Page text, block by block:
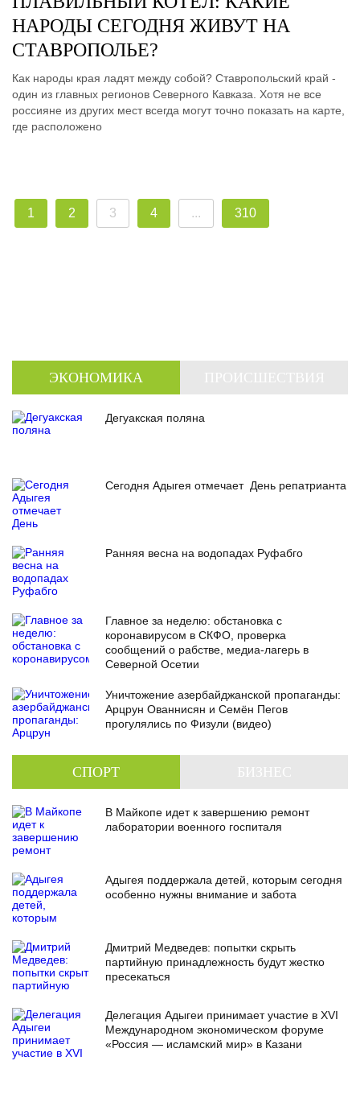
НАРОДЫ СЕГОДНЯ ЖИВУТ НА
СТАВРОПОЛЬЕ?
Как народы края ладят между собой? Ставропольский край -
один из главных регионов Северного Кавказа. Хотя не все
россияне из других мест всегда могут точно показать на карте,
где расположено
1 2 3 4 ... 310
ЭКОНОМИКА
Дегуакская поляна
Сегодня Адыгея отмечает День репатрианта
Ранняя весна на водопадах Руфабго
Главное за неделю: обстановка с
коронавирусом в СКФО, проверка
сообщений о рабстве, медиа-лагерь в
Северной Осетии
Уничтожение азербайджанской пропаганды:
Арцрун Ованнисян и Семён Пегов
прогулялись по Физули (видео)
СПОРТ
В Майкопе идет к завершению ремонт
лаборатории военного госпиталя
Адыгея поддержала детей, которым сегодня
особенно нужны внимание и забота
Дмитрий Медведев: попытки скрыть
партийную принадлежность будут жестко
пресекаться
Делегация Адыгеи принимает участие в XVI
Международном экономическом форуме
«Россия — исламский мир» в Казани